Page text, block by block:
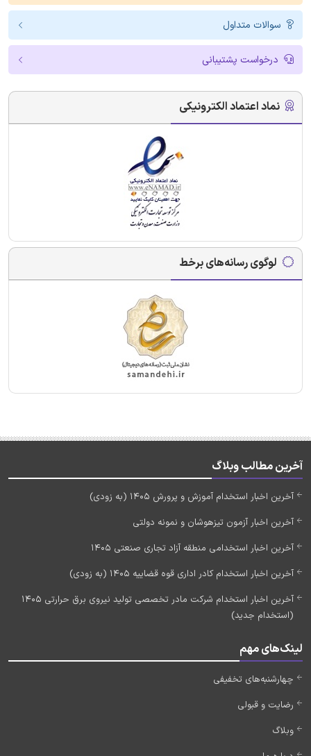
سوالات متداول
درخواست پشتیبانی
نماد اعتماد الکترونیکی
لوگوی رسانه‌های برخط
آخرین مطالب وبلاگ
آخرین اخبار استخدام آموزش و پرورش 1405 (به زودی)
آخرین اخبار آزمون تیزهوشان و نمونه دولتی
آخرین اخبار استخدامی منطقه آزاد تجاری صنعتی 1405
آخرین اخبار استخدام کادر اداری قوه قضاییه 1405 (به زودی)
آخرین اخبار استخدام شرکت مادر تخصصی تولید نیروی برق حرارتی 1405
(استخدام جدید)
لینک‌های مهم
چهارشنبه‌های تخفیفی
رضایت و قبولی
وبلاگ